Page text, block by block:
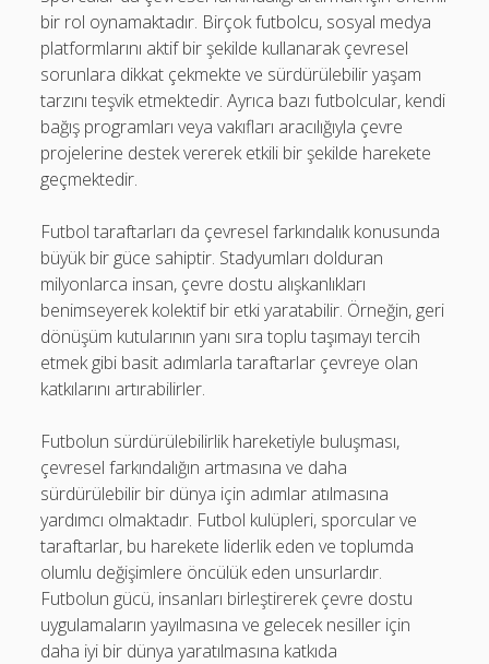
bir rol oynamaktadır. Birçok futbolcu, sosyal medya
platformlarını aktif bir şekilde kullanarak çevresel
sorunlara dikkat çekmekte ve sürdürülebilir yaşam
tarzını teşvik etmektedir. Ayrıca bazı futbolcular, kendi
bağış programları veya vakıfları aracılığıyla çevre
projelerine destek vererek etkili bir şekilde harekete
geçmektedir.
Futbol taraftarları da çevresel farkındalık konusunda
büyük bir güce sahiptir. Stadyumları dolduran
milyonlarca insan, çevre dostu alışkanlıkları
benimseyerek kolektif bir etki yaratabilir. Örneğin, geri
dönüşüm kutularının yanı sıra toplu taşımayı tercih
etmek gibi basit adımlarla taraftarlar çevreye olan
katkılarını artırabilirler.
Futbolun sürdürülebilirlik hareketiyle buluşması,
çevresel farkındalığın artmasına ve daha
sürdürülebilir bir dünya için adımlar atılmasına
yardımcı olmaktadır. Futbol kulüpleri, sporcular ve
taraftarlar, bu harekete liderlik eden ve toplumda
olumlu değişimlere öncülük eden unsurlardır.
Futbolun gücü, insanları birleştirerek çevre dostu
uygulamaların yayılmasına ve gelecek nesiller için
daha iyi bir dünya yaratılmasına katkıda